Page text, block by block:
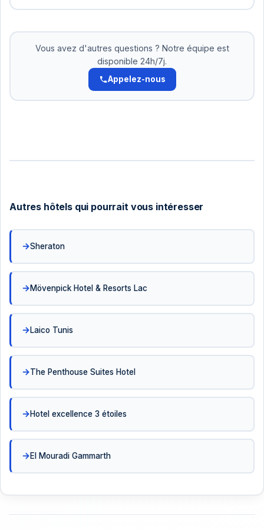
nous acceptons le paiement en 2-3 versements.
Pas d'intérêts. Organisez cela avec notre équipe.
Vous avez d'autres questions ? Notre équipe est
disponible 24h/7j.
Appelez-nous
Autres hôtels qui pourrait vous intéresser
Sheraton
Mövenpick Hotel & Resorts Lac
Laico Tunis
The Penthouse Suites Hotel
Hotel excellence 3 étoiles
El Mouradi Gammarth